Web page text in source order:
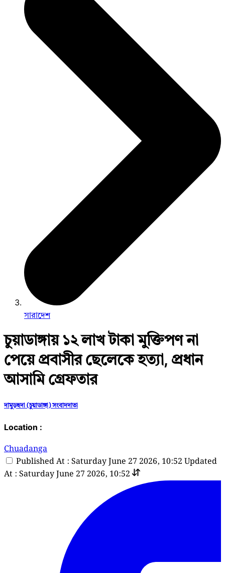
সারাদেশ
চুয়াডাঙ্গায় ১২ লাখ টাকা মুক্তিপণ না
পেয়ে প্রবাসীর ছেলেকে হত্যা, প্রধান
আসামি গ্রেফতার
দামুড়হুদা (চুয়াডাঙ্গা) সংবাদদাতা
Location :
Chuadanga
Published At : Saturday June 27 2026, 10:52 Updated
At : Saturday June 27 2026, 10:52